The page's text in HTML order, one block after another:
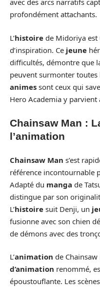
avec des arcs narratifs
profondément attachants.
L’histoire de Midoriya est
d’inspiration. Ce jeune
difficultés, démontre que
peuvent surmonter toutes
animes sont ceux qui
Hero Academia y parvient
Chainsaw Man :
l’animation
Chainsaw Man s’est
référence incontournable
Adapté du manga de
distingue par son
L’histoire suit Denji, un
fusionne avec son chien
de démons avec des
L’animation de
d’animation renommé,
époustouflante. Les